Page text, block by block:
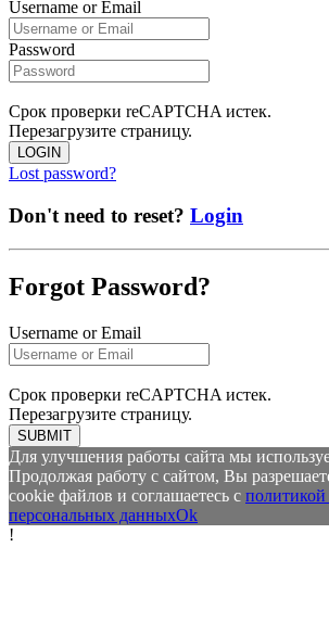
Username or Email
Password
Срок проверки reCAPTCHA истек.
Перезагрузите страницу.
LOGIN
Lost password?
Don't need to reset? Login
Forgot Password?
Username or Email
Срок проверки reCAPTCHA истек.
Перезагрузите страницу.
SUBMIT
Для улучшения работы сайта мы
Продолжая работу с сайтом, Вы
cookie файлов и соглашаетесь с политикой
персональных данныхOk
!